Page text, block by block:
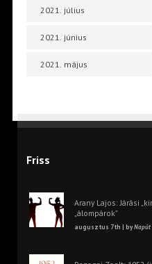
2021. július
2021. június
2021. május
Friss
Arany Lajos: Járási
„álompárok”
augusztus 7th | byNapút